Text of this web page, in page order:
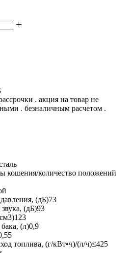
. акция на товар не
. безналичным расчетом .
кошения/количество положений
(дБ)73
(дБ)93
(л)0,9
топлива, (г/кВт•ч)/(л/ч)≤425